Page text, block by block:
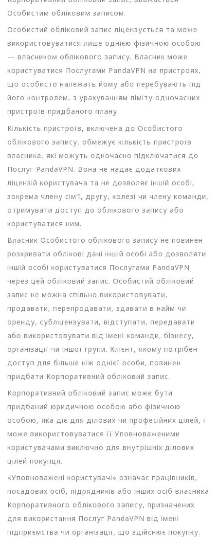
Особистим обліковим записом.
Особистий обліковий запис ліцензується та може
використовуватися лише однією фізичною особою
— власником облікового запису. Власник може
користуватися Послугами PandaVPN на пристроях,
що особисто належать йому або перебувають під
його контролем, з урахуванням ліміту одночасних
пристроїв придбаного плану.
Кількість пристроїв, включена до Особистого
облікового запису, обмежує кількість пристроїв
власника, які можуть одночасно підключатися до
Послуг PandaVPN. Вона не надає додаткових
ліцензій користувача та не дозволяє іншій особі,
зокрема члену сім’ї, другу, колезі чи члену команди,
отримувати доступ до облікового запису або
користуватися ним.
Власник Особистого облікового запису не повинен
розкривати облікові дані іншій особі або дозволяти
іншій особі користуватися Послугами PandaVPN
через цей обліковий запис. Особистий обліковий
запис не можна спільно використовувати,
продавати, перепродавати, здавати в найм чи
оренду, субліцензувати, відступати, передавати
або використовувати від імені команди, бізнесу,
організації чи іншої групи. Клієнт, якому потрібен
доступ для більше ніж однієї особи, повинен
придбати Корпоративний обліковий запис.
Корпоративний обліковий запис може бути
придбаний юридичною особою або фізичною
особою, яка діє для ділових чи професійних цілей, і
може використовуватися її Уповноваженими
користувачами виключно для внутрішніх ділових
цілей покупця.
«Уповноважені користувачі» означає працівників,
посадових осіб, підрядників або інших осіб власника
Корпоративного облікового запису, призначених
для використання Послуг PandaVPN від імені
підприємства чи організації, що здійснює покупку.